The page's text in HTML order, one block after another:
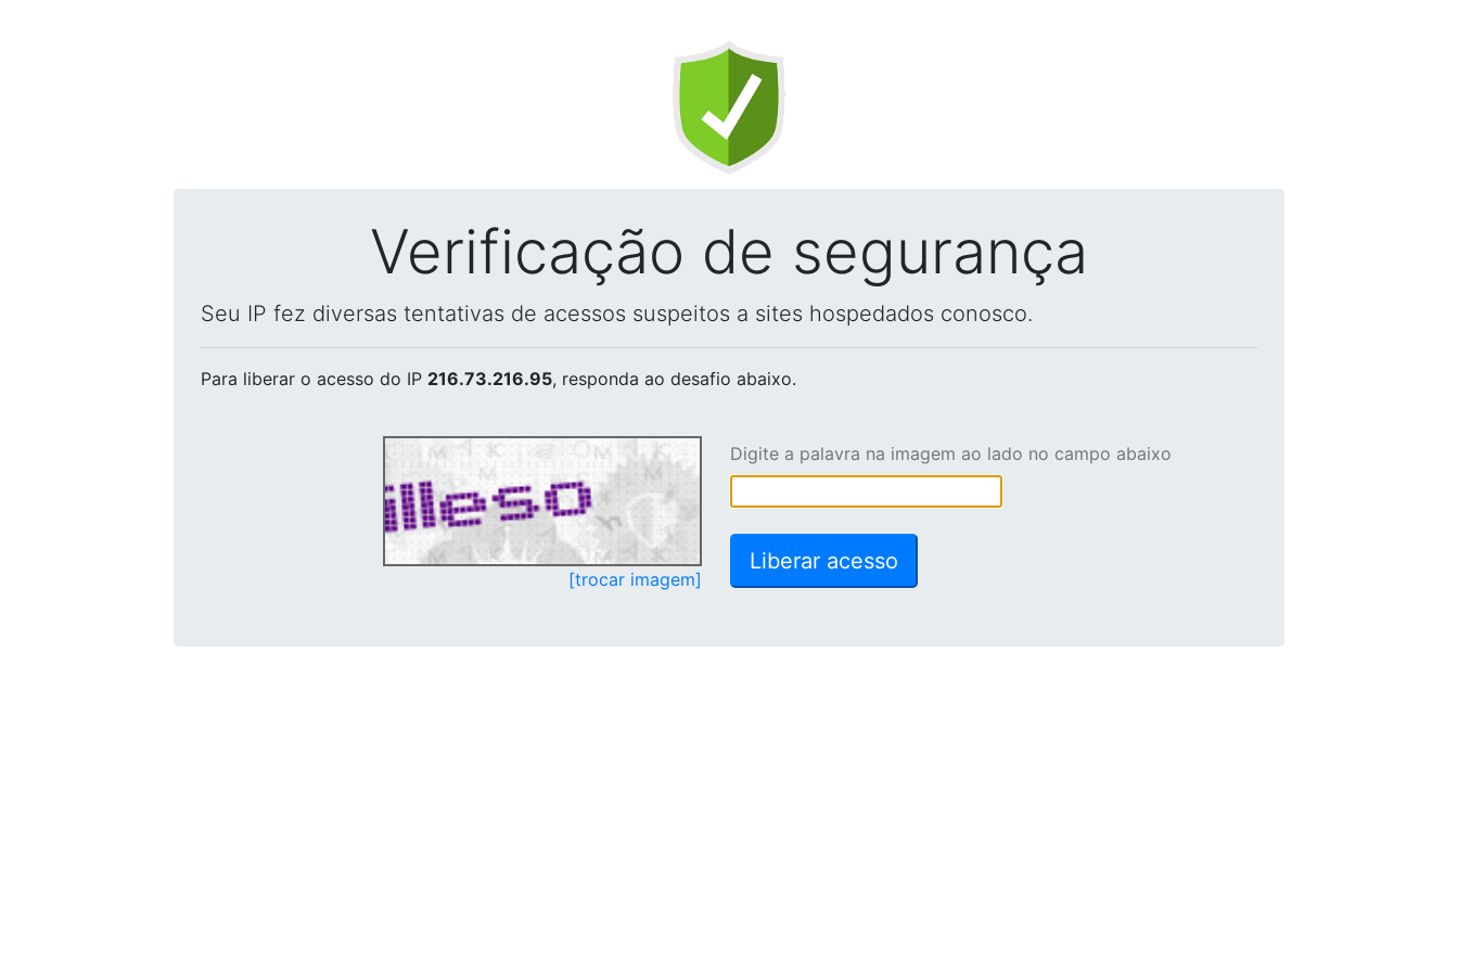
Verificação de segurança
Seu IP fez diversas tentativas de acessos suspeitos a sites hospedados conosco.
Para liberar o acesso do IP 216.73.216.95, responda ao desafio abaixo.
[trocar imagem]
Digite a palavra na imagem ao lado no campo abaixo